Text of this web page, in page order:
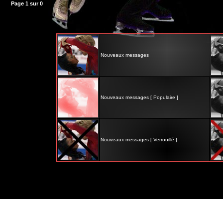
Page 1 sur0
Nouveaux messages
Nouveaux messages [ Populaire ]
Nouveaux messages [ Verrouillé ]